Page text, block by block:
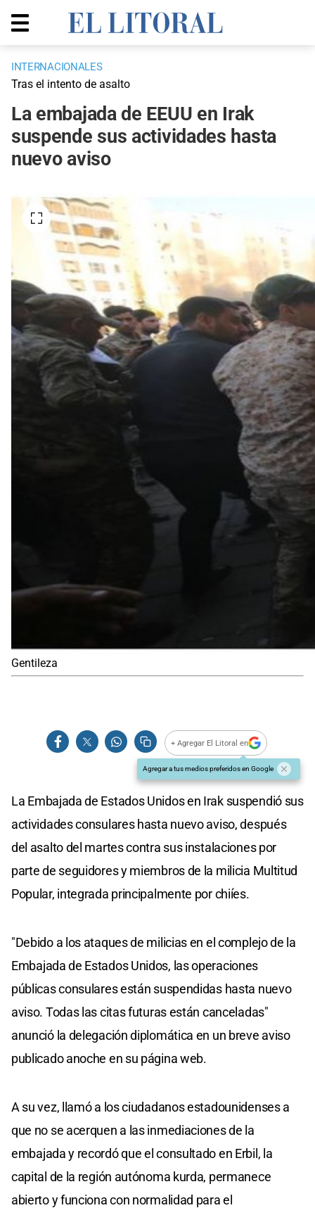
INTERNACIONALES
Tras el intento de asalto
La embajada de EEUU en Irak
suspende sus actividades hasta
nuevo aviso
Gentileza
+ Agregar El Litoral en
Agregar a tus medios preferidos en Google
La Embajada de Estados Unidos en Irak suspendió sus
actividades consulares hasta nuevo aviso, después
del asalto del martes contra sus instalaciones por
parte de seguidores y miembros de la milicia Multitud
Popular, integrada principalmente por chiíes.
"Debido a los ataques de milicias en el complejo de la
Embajada de Estados Unidos, las operaciones
públicas consulares están suspendidas hasta nuevo
aviso. Todas las citas futuras están canceladas"
anunció la delegación diplomática en un breve aviso
publicado anoche en su página web.
A su vez, llamó a los ciudadanos estadounidenses a
que no se acerquen a las inmediaciones de la
embajada y recordó que el consultado en Erbil, la
capital de la región autónoma kurda, permanece
abierto y funciona con normalidad para el